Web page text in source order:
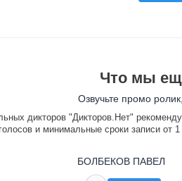
Что мы
Озвучьте промо
дикторов "Дикторов.Нет"
голосов и минимальные сроки записи от
БОЛБЕКОВ ПАВЕЛ